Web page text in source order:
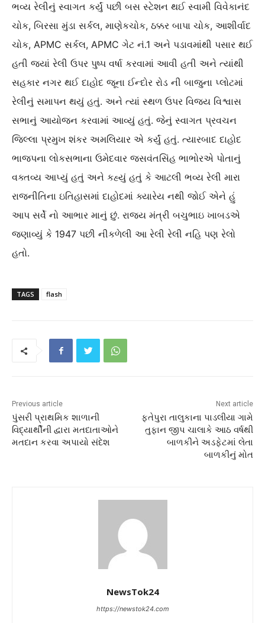
ભવ્ય રેલીનું સ્વાગત કર્યું પછી બસ સ્ટેશન થઈ સ્વામી વિવેકાનંદ
ચોક, બિરસા મુંડા સર્કલ, માણેકચોક, ઠક્કર બાપા ચોક, આશીર્વાદ
ચોક, APMC સર્કલ, APMC ગેટ નં.1 અને પડાવમાંથી પસાર થઈ
હતી જ્યાં રેલી ઉપર પુષ્પ વર્ષા કરવામાં આવી હતી અને ત્યાંથી
સહકાર નગર થઈ દાહોદ જૂના ઈન્દોર રોડ ની બાજુના પ્લોટમાં
રેલીનું સમાપન થયું હતું. અને ત્યાં સ્થળ ઉપર વિજય વિશ્વાસ
સભાનું આયોજન કરવામાં આવ્યું હતું. જેનું સ્વાગત પ્રવચન
જિલ્લા પ્રમુખ શંકર અમલિયાર એ કર્યું હતું. ત્યારબાદ દાહોદ
ભાજપના લોકસભાના ઉમેદવાર જસવંતસિંહ ભાભોરએ પોતાનું
વક્તવ્ય આપ્યું હતું અને કહ્યું હતું કે આટલી ભવ્ય રેલી મારા
રાજનીતિના ઇતિહાસમાં દાહોદમાં ક્યારેય નથી જોઈ એને હું
આપ સર્વે નો આભાર માનું છું. રાજ્ય મંત્રી બચુભાઇ ખાબડએ
જણાવ્યું કે 1947 પછી નીકળેલી આ રેલી રેલી નહિ પણ રેલો
હતો.
TAGS flash
Previous article
પુંસરી પ્રાથમિક શાળાની
વિદ્યાર્થીની દ્વારા મતદાતાઓને
મતદાન કરવા અપાયો સંદેશ
Next article
ફતેપુરા તાલુકાના પાડલીયા ગામે
તુફાન જીપ ચાલાકે આઠ વર્ષથી
બાળકીને અડફેટમાં લેતા
બાળકીનું મોત
NewsTok24
https://newstok24.com